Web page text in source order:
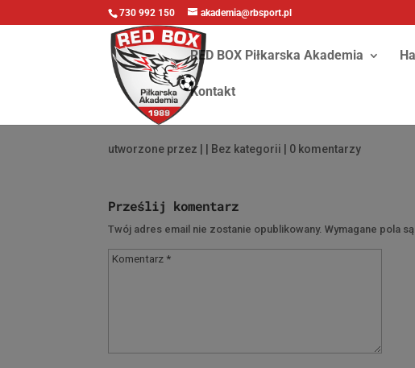
730 992 150 akademia@rbsport.pl
RED BOX Piłkarska Akademia
Kontakt
utworzone przez | Bez kategorii | 0 komentarzy
Prześlij komentarz
Twój adres email nie zostanie opublikowany. Wymagane pola